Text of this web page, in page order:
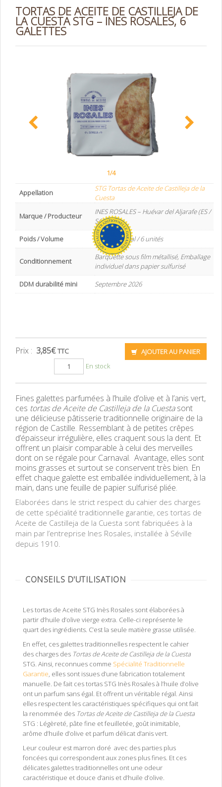
TORTAS DE ACEITE DE CASTILLEJA DE
LA CUESTA STG – INES ROSALES, 6
GALETTES
1/4
Appellation
STG Tortas de Aceite de Castilleja de la
Cuesta
Marque / Producteur
INES ROSALES – Huévar del Aljarafe (ES /
Séville)
Poids / Volume
180 g net total / 6 unités
Conditionnement
Barquette sous film métallisé, Emballage
individuel dans papier sulfurisé
DDM durabilité mini
Septembre 2026
Prix : 3,85€ TTC
AJOUTER AU PANIER
En stock
Fines galettes parfumées à l’huile d’olive et à l’anis vert,
ces tortas de Aceite de Castilleja de la Cuestasont
une délicieuse pâtisserie traditionnelle originaire de la
région de Castille. Ressemblant à de petites crêpes
d’épaisseur irrégulière, elles craquent sous la dent. Et
offrent un plaisir comparable à celui des merveilles
dont on se régale pour Carnaval. Avantage, elles sont
moins grasses et surtout se conservent très bien. En
effet chaque galette est emballée individuellement, à la
main, dans une feuille de papier sulfurisé pliée.
Elaborées dans le strict respect du cahier des charges
de cette spécialité traditionnelle garantie, ces tortas de
Aceite de Castilleja de la Cuesta sont fabriquées à la
main par l’entreprise Ines Rosales, installée à Séville
depuis 1910.
CONSEILS D'UTILISATION
Les tortas de Aceite STG Inès Rosales sont élaborées à
partir d’huile d’olive vierge extra. Celle-ci représente le
quart des ingrédients. C’est la seule matière grasse utilisée.
En effet, ces galettes traditionnelles respectent le cahier
des charges des Tortas de Aceite de Castilleja de la Cuesta
STG. Ainsi, reconnues comme Spécialité Traditionnelle
Garantie, elles sont issues d’une fabrication totalement
manuelle. De fait ces tortas STG Inès Rosales à l’huile d’olive
ont un parfum sans égal. Et offrent un véritable régal. Ainsi
elles respectent les caractéristiques spécifiques qui ont fait
la renommée des Tortas de Aceite de Castilleja de la Cuesta
STG : Légèreté, pâte fine et feuilletée, goût inimitable,
arôme d’huile d’olive et parfum délicat d’anis vert.
Leur couleur est marron doré avec des parties plus
foncées qui correspondent aux zones plus fines. Et ces
délicates galettes traditionnelles ont une odeur
caractéristique et douce d’anis et d’huile d’olive.